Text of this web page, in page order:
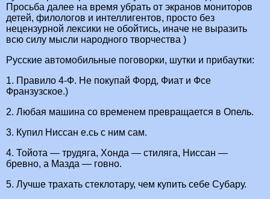
Просьба далее на время убрать от экранов мониторов
детей, филологов и интеллигентов, просто без
нецензурной лексики не обойтись, иначе не выразить
всю силу мысли народного творчества )
Русские автомобильные поговорки, шутки и прибаутки:
1. Правило 4-Ф. Не покупай Форд, Фиат и Фсе
Франзузское.)
2. Любая машина со временем превращается в Опель.
3. Купил Ниссан е.сь с ним сам.
4. Тойота — трудяга, Хонда — стиляга, Ниссан —
бревно, а Мазда — говно.
5. Лучше трахать стеклотару, чем купить себе Субару.